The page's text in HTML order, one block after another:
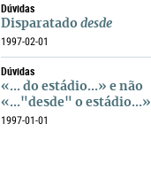
Dúvidas
Disparatado desde
1997-02-01
Dúvidas
«... do estádio...» e não
«..."desde" o estádio...»
1997-01-01